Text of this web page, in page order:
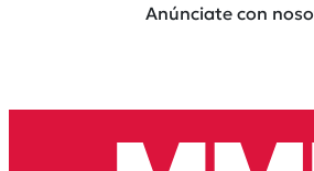
Anúnciate con